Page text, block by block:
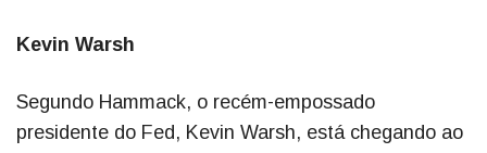
Kevin Warsh
Segundo Hammack, o recém-empossado
presidente do Fed, Kevin Warsh, está chegando ao